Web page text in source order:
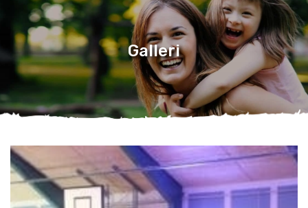
Galleri